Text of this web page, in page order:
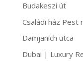
Budakeszi út
Családi ház Pest
Damjanich utca
Dubai | Luxury